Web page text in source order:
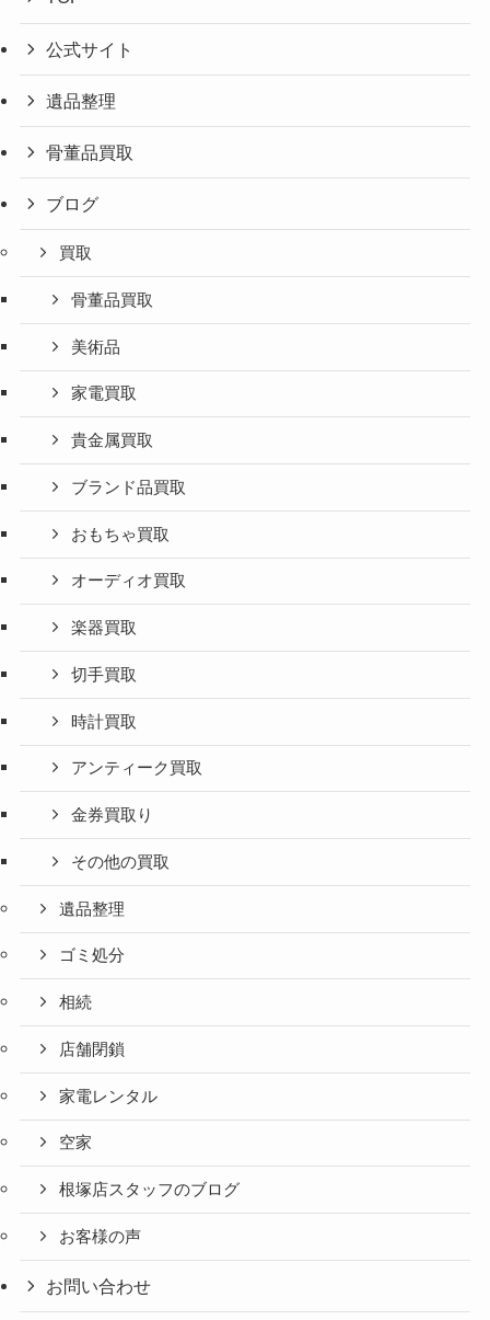
公式サイト
遺品整理
骨董品買取
ブログ
買取
骨董品買取
美術品
家電買取
貴金属買取
ブランド品買取
おもちゃ買取
オーディオ買取
楽器買取
切手買取
時計買取
アンティーク買取
金券買取り
その他の買取
遺品整理
ゴミ処分
相続
店舗閉鎖
家電レンタル
空家
根塚店スタッフのブログ
お客様の声
お問い合わせ